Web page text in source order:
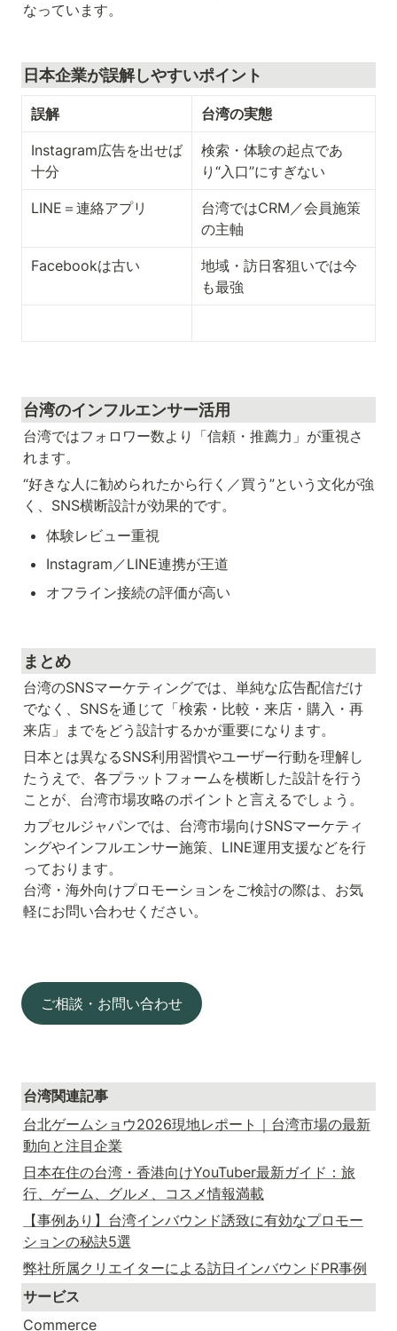
なっています。
日本企業が誤解しやすいポイント
誤解 台湾の実態
Instagram広告を出せば
十分
検索・体験の起点であ
り“入口”にすぎない
LINE＝連絡アプリ
台湾ではCRM／会員施策
の主軸
Facebookは古い
地域・訪日客狙いでは今
も最強
台湾のインフルエンサー活用
台湾ではフォロワー数より「信頼・推薦力」が重視さ
れます。
“好きな人に勧められたから行く／買う”という文化が強
く、SNS横断設計が効果的です。
体験レビュー重視
Instagram／LINE連携が王道
オフライン接続の評価が高い
まとめ
台湾のSNSマーケティングでは、単純な広告配信だけ
でなく、SNSを通じて「検索・比較・来店・購入・再
来店」までをどう設計するかが重要になります。
日本とは異なるSNS利用習慣やユーザー行動を理解し
たうえで、各プラットフォームを横断した設計を行う
ことが、台湾市場攻略のポイントと言えるでしょう。
カプセルジャパンでは、台湾市場向けSNSマーケティ
ングやインフルエンサー施策、LINE運用支援などを行
っております。
台湾・海外向けプロモーションをご検討の際は、お気
軽にお問い合わせください。
ご相談・お問い合わせ
台湾関連記事
台北ゲームショウ2026現地レポート｜台湾市場の最新
動向と注目企業
日本在住の台湾・香港向けYouTuber最新ガイド：旅
行、ゲーム、グルメ、コスメ情報満載
【事例あり】台湾インバウンド誘致に有効なプロモー
ションの秘訣5選
弊社所属クリエイターによる訪日インバウンドPR事例
サービス
Commerce